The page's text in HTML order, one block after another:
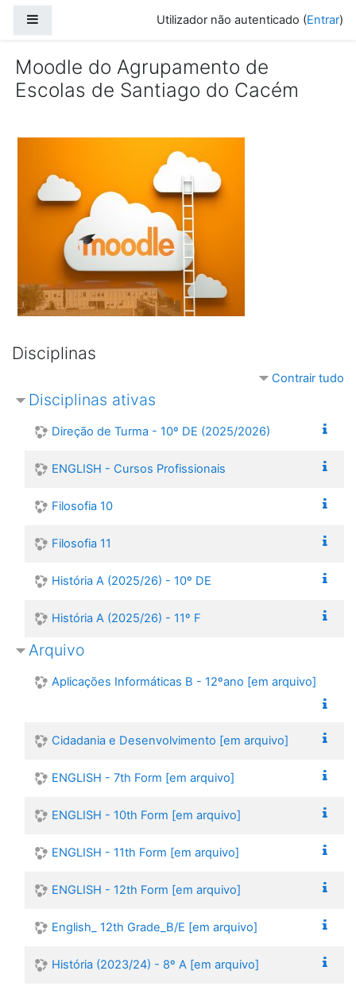
Utilizador não autenticado (Entrar)
Moodle do Agrupamento de
Escolas de Santiago do Cacém
Disciplinas
Contrair tudo
Disciplinas ativas
Direção de Turma - 10º DE (2025/2026)
ENGLISH - Cursos Profissionais
Filosofia 10
Filosofia 11
História A (2025/26) - 10º DE
História A (2025/26) - 11º F
Arquivo
Aplicações Informáticas B - 12ºano [em arquivo]
Cidadania e Desenvolvimento [em arquivo]
ENGLISH - 7th Form [em arquivo]
ENGLISH - 10th Form [em arquivo]
ENGLISH - 11th Form [em arquivo]
ENGLISH - 12th Form [em arquivo]
English_ 12th Grade_B/E [em arquivo]
História (2023/24) - 8º A [em arquivo]